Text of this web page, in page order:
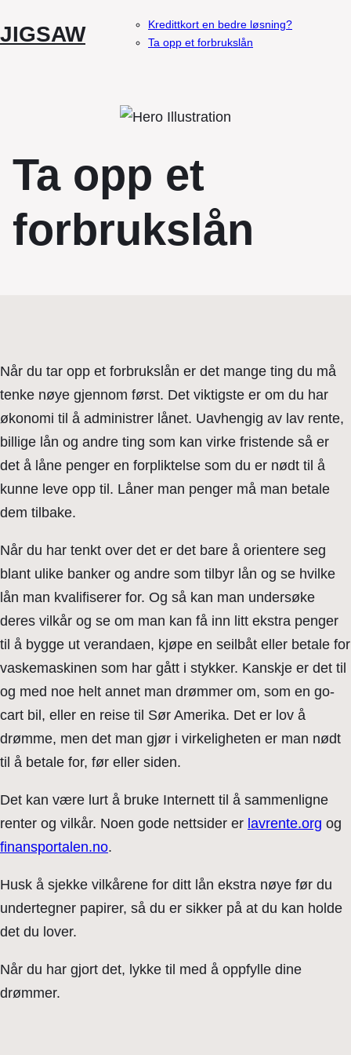
JIGSAW
Kredittkort en bedre løsning?
Ta opp et forbrukslån
Ta opp et
forbrukslån
Når du tar opp et forbrukslån er det mange ting du må
tenke nøye gjennom først. Det viktigste er om du har
økonomi til å administrer lånet. Uavhengig av lav rente,
billige lån og andre ting som kan virke fristende så er
det å låne penger en forpliktelse som du er nødt til å
kunne leve opp til. Låner man penger må man betale
dem tilbake.
Når du har tenkt over det er det bare å orientere seg
blant ulike banker og andre som tilbyr lån og se hvilke
lån man kvalifiserer for. Og så kan man undersøke
deres vilkår og se om man kan få inn litt ekstra penger
til å bygge ut verandaen, kjøpe en seilbåt eller betale for
vaskemaskinen som har gått i stykker. Kanskje er det til
og med noe helt annet man drømmer om, som en go-
cart bil, eller en reise til Sør Amerika. Det er lov å
drømme, men det man gjør i virkeligheten er man nødt
til å betale for, før eller siden.
Det kan være lurt å bruke Internett til å sammenligne
renter og vilkår. Noen gode nettsider er lavrente.org og
finansportalen.no.
Husk å sjekke vilkårene for ditt lån ekstra nøye før du
undertegner papirer, så du er sikker på at du kan holde
det du lover.
Når du har gjort det, lykke til med å oppfylle dine
drømmer.